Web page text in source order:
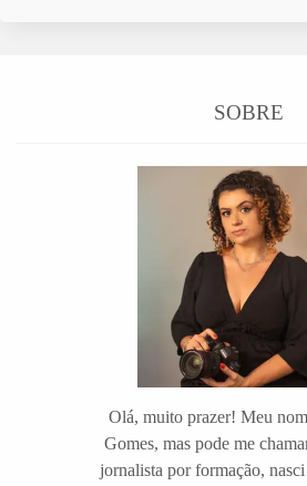
SOBRE
Olá, muito prazer! Meu
Gomes, mas pode me
jornalista por formação,